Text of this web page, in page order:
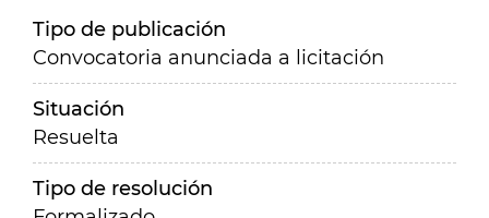
Tipo de publicación
Convocatoria anunciada a licitación
Situación
Resuelta
Tipo de resolución